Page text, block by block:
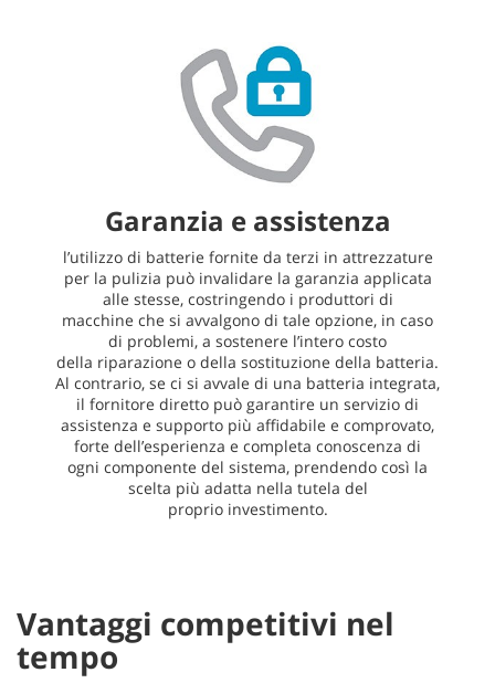
Garanzia e assistenza
l’utilizzo di batterie fornite da terzi in attrezzature
per la pulizia può invalidare la garanzia applicata
alle stesse, costringendo i produttori di
macchine che si avvalgono di tale opzione, in caso
di problemi, a sostenere l’intero costo
della riparazione o della sostituzione della batteria.
Al contrario, se ci si avvale di una batteria integrata,
il fornitore diretto può garantire un servizio di
assistenza e supporto più affidabile e comprovato,
forte dell’esperienza e completa conoscenza di
ogni componente del sistema, prendendo così la
scelta più adatta nella tutela del
proprio investimento.
Vantaggi competitivi nel
tempo